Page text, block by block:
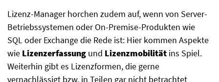
Lizenz-Manager horchen zudem auf, wenn von Server-
Betriebssystemen oder On-Premise-Produkten wie
SQL oder Exchange die Rede ist: Hier kommen Aspekte
wie Lizenzerfassung und Lizenzmobilität ins Spiel.
Weiterhin gibt es Lizenzformen, die gerne
vernachlässigt bzw. in Teilen gar nicht betrachtet